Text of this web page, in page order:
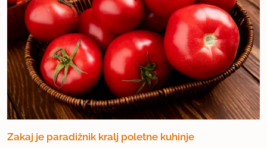
Zakaj je paradižnik kralj poletne kuhinje